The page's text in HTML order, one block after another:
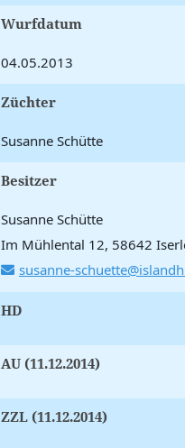
Wurfdatum
04.05.2013
Züchter
Susanne Schütte
Besitzer
Susanne Schütte
Im Mühlental 12, 58642
susanne-
HD
AU (11.12.2014)
ZZL (11.12.2014)